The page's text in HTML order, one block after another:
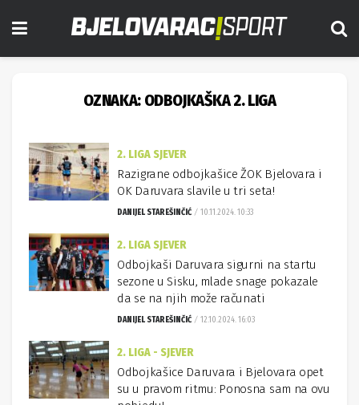
OZNAKA: ODBOJKAŠKA 2. LIGA
2. LIGA SJEVER
Razigrane odbojkašice ŽOK Bjelovara i
OK Daruvara slavile u tri seta!
DANIJEL STAREŠINČIĆ 10.11.2024. 10:33
2. LIGA SJEVER
Odbojkaši Daruvara sigurni na startu
sezone u Sisku, mlade snage pokazale
da se na njih može računati
DANIJEL STAREŠINČIĆ 12.10.2024. 16:03
2. LIGA - SJEVER
Odbojkašice Daruvara i Bjelovara opet
su u pravom ritmu: Ponosna sam na ovu